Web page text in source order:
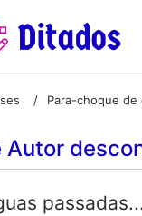
/ Para-choque de
Autor